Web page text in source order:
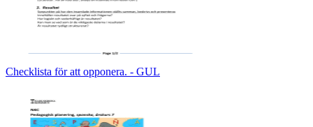
Checklista för att opponera. - GUL